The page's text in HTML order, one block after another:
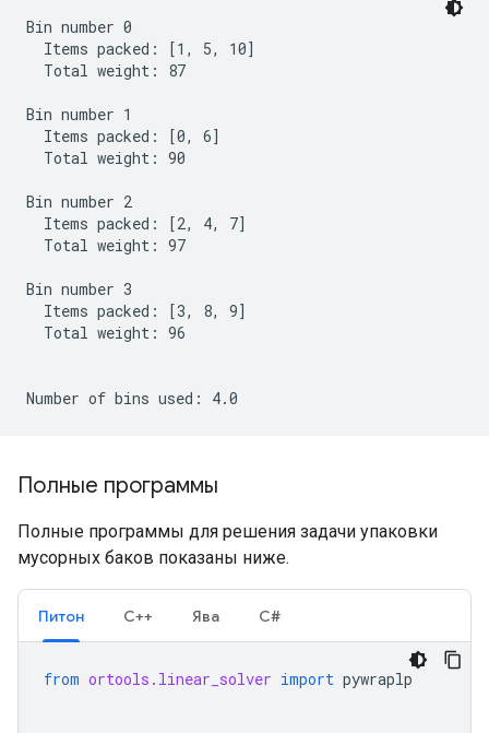
Bin number 0
  Items packed: [1, 5, 10]
  Total weight: 87
Bin number 1
  Items packed: [0, 6]
  Total weight: 90
Bin number 2
  Items packed: [2, 4, 7]
  Total weight: 97
Bin number 3
  Items packed: [3, 8, 9]
  Total weight: 96
Полные программы
Полные программы для решения задачи упаковки
мусорных баков показаны ниже.
Питон С++ Ява С#
from ortools.linear_solver import pywraplp